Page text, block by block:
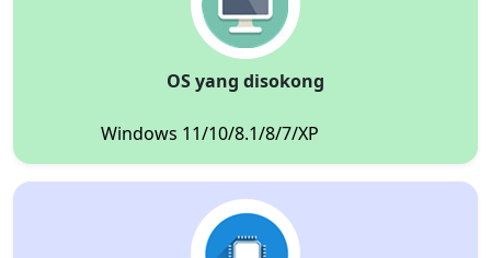
OS yang disokong
Windows 11/10/8.1/8/7/XP